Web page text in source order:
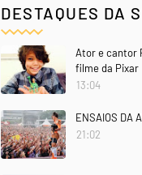
DESTAQUES DA
Ator e cantor
filme da Pixar
13:04
ENSAIOS DA
21:02